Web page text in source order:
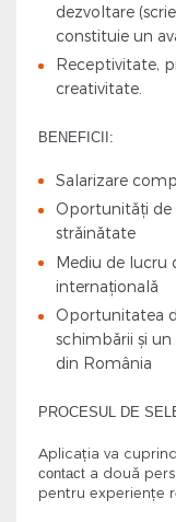
dezvoltare
constituie un
Receptivitate,
creativitate.
BENEFICII:
Salarizare
Oportunități de
străinătate
Mediu de lucru
internațională
Oportunitatea
schimbării și
din România
PROCESUL DE
Aplicația va
contact a două
pentru experiențe